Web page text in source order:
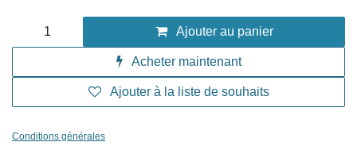
Ajouter au panier
Acheter maintenant
Ajouter à la liste de souhaits
Conditions générales